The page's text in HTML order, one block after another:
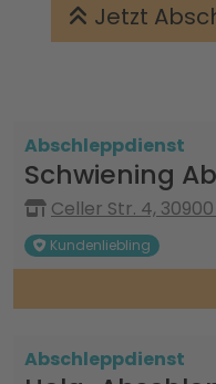
Jetzt
Abschleppdienst
Schwiening
Celler Str. 4,
Kundenliebling
Abschleppdienst